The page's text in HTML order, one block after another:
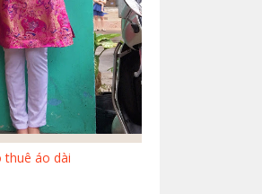
thuê áo dài